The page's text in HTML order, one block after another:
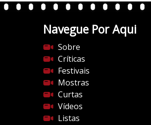
Navegue Por Aqui
Sobre
Críticas
Festivais
Mostras
Curtas
Vídeos
Listas